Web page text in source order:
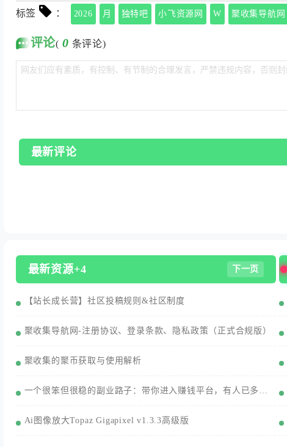
标签 ： 2026 月 独特吧 小飞资源网 W 聚收集导航网
评论( 0 条评论)
最新评论
最新资源+4 下一页
【站长成长营】社区投稿规则&社区制度
聚收集导航网-注册协议、登录条款、隐私政策（正式合规版）
聚收集的聚币获取与使用解析
一个很笨但很稳的副业路子：带你进入赚钱平台，有人已多赚3000+/月
Ai图像放大Topaz Gigapixel v1.3.3高级版